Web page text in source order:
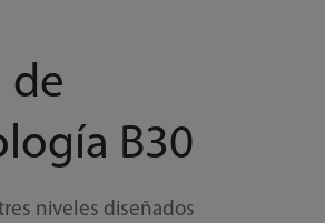
de
B30
niveles diseñados